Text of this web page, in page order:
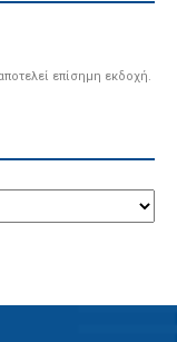
επίσημη εκδοχή.